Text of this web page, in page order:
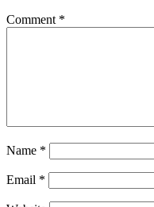
Comment *
Name *
Email *